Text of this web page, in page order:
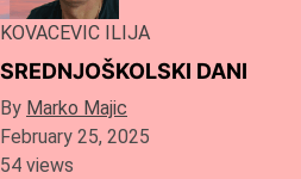
KOVACEVIC ILIJA
SREDNJOŠKOLSKI DANI
By Marko Majic
February 25, 2025
54 views